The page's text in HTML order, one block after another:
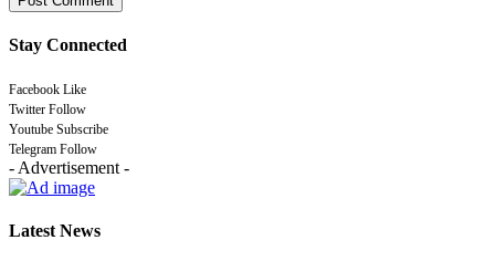
Stay Connected
Facebook Like
Twitter Follow
Youtube Subscribe
Telegram Follow
- Advertisement -
Latest News